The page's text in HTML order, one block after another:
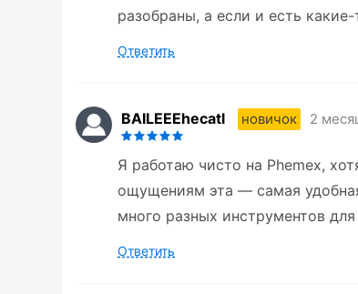
разобраны, а если и есть
Ответить
BAILEEEhecatl новичок 2
Я работаю чисто на Phemex,
ощущениям эта — самая
много разных инструментов
Ответить